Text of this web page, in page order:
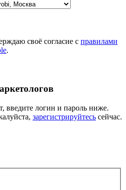
своё согласие с правилами
.
введите логин и пароль ниже.
зарегистрируйтесь сейчас.